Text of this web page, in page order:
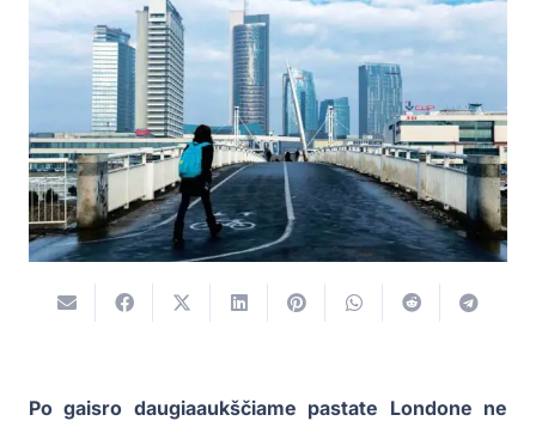
Po gaisro daugiaaukščiame pastate Londone ne